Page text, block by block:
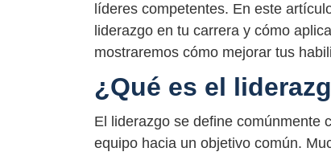
líderes competentes. En este
liderazgo en tu carrera y cómo
mostraremos cómo mejorar tus
¿Qué es el
El liderazgo se define comúnmente
equipo hacia un objetivo común.